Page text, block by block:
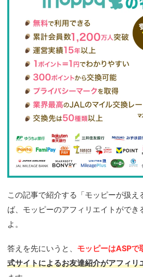
この記事で紹介する「モッピーが扱え
ば、モッピーのアフィリエイトができ
よ。
答えを先にいうと、 モッピーはASPで
式サイトによるお友達紹介がアフィリ